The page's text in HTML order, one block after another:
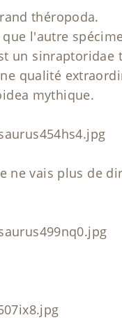
théropoda.
l'autre
un sinraptoridae
qualité
mythique.
ne vais plus de